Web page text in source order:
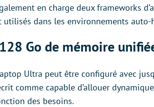
en charge deux frameworks
utilisés dans les environnements auto-
128 Go de mémoire
Ultra peut être configuré avec
comme capable d’allouer
des besoins.